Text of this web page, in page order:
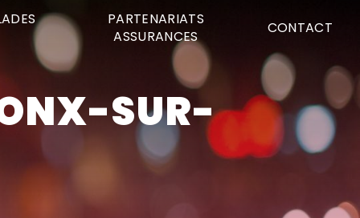
PARTENARIATS
ASSURANCES
CONTACT